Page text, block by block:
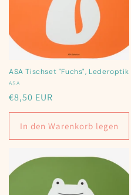
ASA Tischset "Fuchs", Lederoptik
Anbieter:
ASA
Normaler
Preis
€8,50 EUR
In den Warenkorb legen